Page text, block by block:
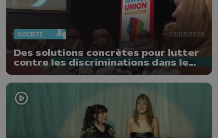
SOCIÉTÉ 20/03/2026
Des solutions concrètes pour lutter
contre les discriminations dans le
sport